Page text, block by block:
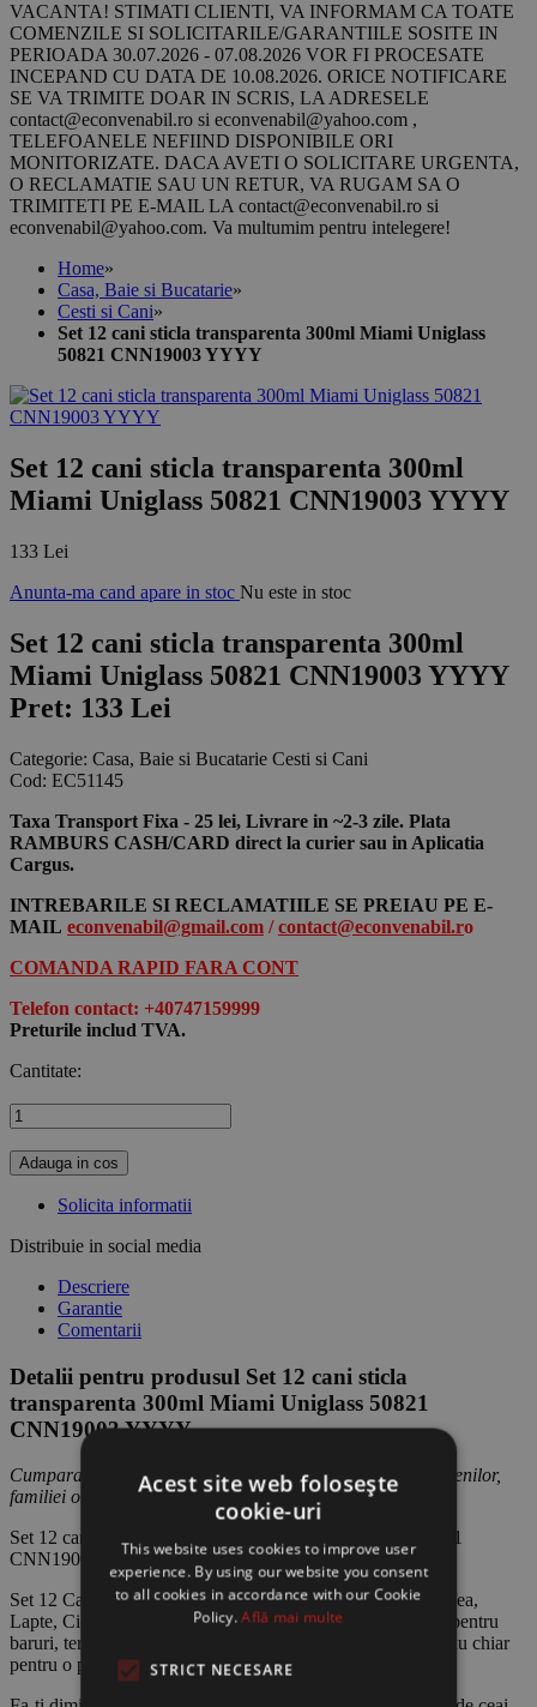
VACANTA! STIMATI CLIENTI, VA INFORMAM CA TOATE
COMENZILE SI SOLICITARILE/GARANTIILE SOSITE IN
PERIOADA 30.07.2026 - 07.08.2026 VOR FI PROCESATE
INCEPAND CU DATA DE 10.08.2026. ORICE NOTIFICARE
SE VA TRIMITE DOAR IN SCRIS, LA ADRESELE
contact@econvenabil.ro si econvenabil@yahoo.com ,
TELEFOANELE NEFIIND DISPONIBILE ORI
MONITORIZATE. DACA AVETI O SOLICITARE URGENTA,
O RECLAMATIE SAU UN RETUR, VA RUGAM SA O
TRIMITETI PE E-MAIL LA contact@econvenabil.ro si
econvenabil@yahoo.com. Va multumim pentru intelegere!
Home»
Casa, Baie si Bucatarie»
Cesti si Cani»
Set 12 cani sticla transparenta 300ml Miami Uniglass
50821 CNN19003 YYYY
Set 12 cani sticla transparenta 300ml
Miami Uniglass 50821 CNN19003 YYYY
133 Lei
Anunta-ma cand apare in stoc Nu este in stoc
Set 12 cani sticla transparenta 300ml
Miami Uniglass 50821 CNN19003 YYYY
Pret: 133 Lei
Categorie: Casa, Baie si Bucatarie Cesti si Cani
Cod: EC51145
Taxa Transport Fixa - 25 lei, Livrare in ~2-3 zile. Plata
RAMBURS CASH/CARD direct la curier sau in Aplicatia
Cargus.
INTREBARILE SI RECLAMATIILE SE PREIAU PE E-
MAIL econvenabil@gmail.com /contact@econvenabil.ro
COMANDA RAPID FARA CONT
Telefon contact: +40747159999
Preturile includ TVA.
Cantitate:
Adauga in cos
Solicita informatii
Distribuie in social media
Descriere
Garantie
Comentarii
Detalii pentru produsul Set 12 cani sticla
transparenta 300ml Miami Uniglass 50821
CNN19003 YYYY
Cumpara Ieftin pentru tine, sau ofera produsul cadou prietenilor,
familiei ori colegilor.
Set 12 cani sticla transparenta 300ml Miami Uniglass 50821
CNN19003
Set 12 Cani Sticla Transparenta Incolora se servit Ceai, Cafea,
Lapte, Ciocolata calda etc. capacitate totala 300ml , ideale pentru
baruri, terase, hoteluri (ideale la micul dejun), restaurante sau chiar
pentru o petrecere data in propria dumneavoastra casa.
Acest site web folosește
cookie-uri
This website uses cookies to improve user
experience. By using our website you consent
to all cookies in accordance with our Cookie
Policy.Află mai multe
STRICT NECESARE